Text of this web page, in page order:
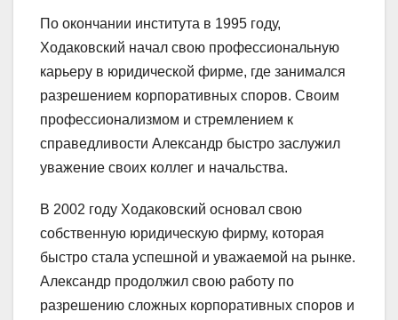
По окончании института в 1995 году,
Ходаковский начал свою профессиональную
карьеру в юридической фирме, где занимался
разрешением корпоративных споров. Своим
профессионализмом и стремлением к
справедливости Александр быстро заслужил
уважение своих коллег и начальства.
В 2002 году Ходаковский основал свою
собственную юридическую фирму, которая
быстро стала успешной и уважаемой на рынке.
Александр продолжил свою работу по
разрешению сложных корпоративных споров и